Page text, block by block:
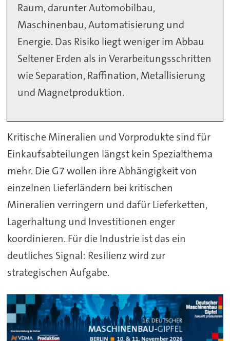
Raum, darunter Automobilbau,
Maschinenbau, Automatisierung und
Energie. Das Risiko liegt weniger im Abbau
Seltener Erden als in Verarbeitungsschritten
wie Separation, Raffination, Metallisierung
und Magnetproduktion.
Kritische Mineralien und Vorprodukte sind für
Einkaufsabteilungen längst kein Spezialthema
mehr. Die G7 wollen ihre Abhängigkeit von
einzelnen Lieferländern bei kritischen
Mineralien verringern und dafür Lieferketten,
Lagerhaltung und Investitionen enger
koordinieren. Für die Industrie ist das ein
deutliches Signal: Resilienz wird zur
strategischen Aufgabe.